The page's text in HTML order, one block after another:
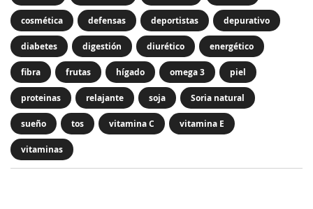
cosmética defensas deportistas depurativo
diabetes digestión diurético energético
fibra frutas hígado omega 3 piel
proteinas relajante soja Soria natural
sueño tos vitamina C vitamina E
vitaminas